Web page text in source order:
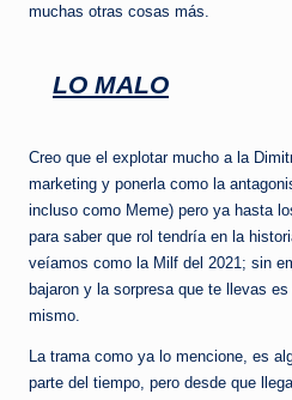
muchas otras cosas más.
LO MALO
Creo que el explotar mucho a la
marketing y ponerla como la
incluso como Meme) pero ya hasta
para saber que rol tendría en la
veíamos como la Milf del 2021; sin
bajaron y la sorpresa que te llevas
mismo.
La trama como ya lo mencione, es
parte del tiempo, pero desde que